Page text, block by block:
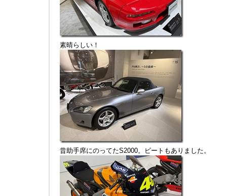
素晴らしい！
昔助手席にのってたS2000。ビートもありました。